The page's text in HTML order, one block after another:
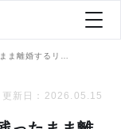
更新日： 2026.05.15